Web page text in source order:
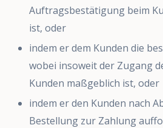
Auftragsbestätigung beim
ist, oder
indem er dem Kunden die
wobei insoweit der Zugang
Kunden maßgeblich ist, oder
indem er den Kunden nach
Bestellung zur Zahlung